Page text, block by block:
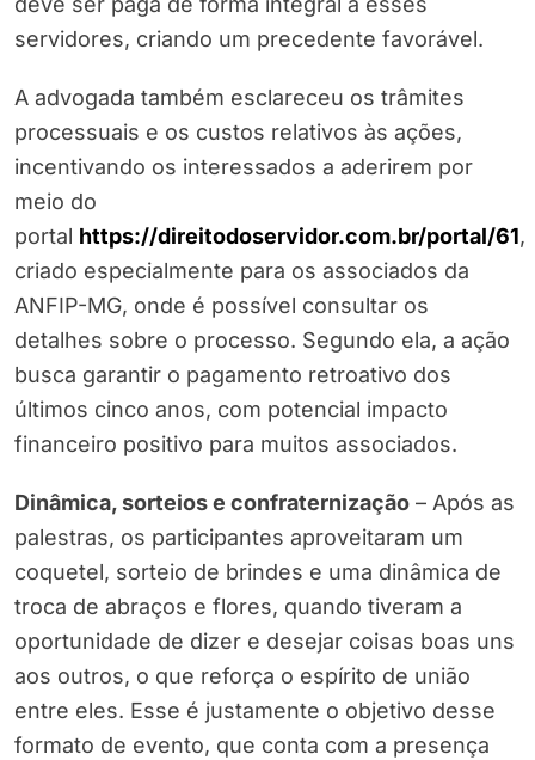
servidores, criando um precedente favorável.
A advogada também esclareceu os trâmites
processuais e os custos relativos às ações,
incentivando os interessados a aderirem por
meio do
portal https://direitodoservidor.com.br/portal/61,
criado especialmente para os associados da
ANFIP-MG, onde é possível consultar os
detalhes sobre o processo. Segundo ela, a ação
busca garantir o pagamento retroativo dos
últimos cinco anos, com potencial impacto
financeiro positivo para muitos associados.
Dinâmica, sorteios e confraternização – Após as
palestras, os participantes aproveitaram um
coquetel, sorteio de brindes e uma dinâmica de
troca de abraços e flores, quando tiveram a
oportunidade de dizer e desejar coisas boas uns
aos outros, o que reforça o espírito de união
entre eles. Esse é justamente o objetivo desse
formato de evento, que conta com a presença